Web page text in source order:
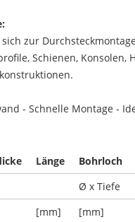
zur
Schienen, Konsolen,
- Schnelle Montage -
Länge Bohrloch
Ø x Tiefe
[mm] [mm]